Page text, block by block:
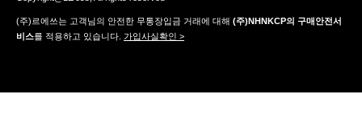
(주)르에쓰는 고객님의 안전한 무통장입금 거래에 대해 (주)NHNKCP의 구매안전서
비스를 적용하고 있습니다. 가입사실확인 >